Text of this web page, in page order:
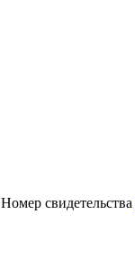
Номер свидетельства